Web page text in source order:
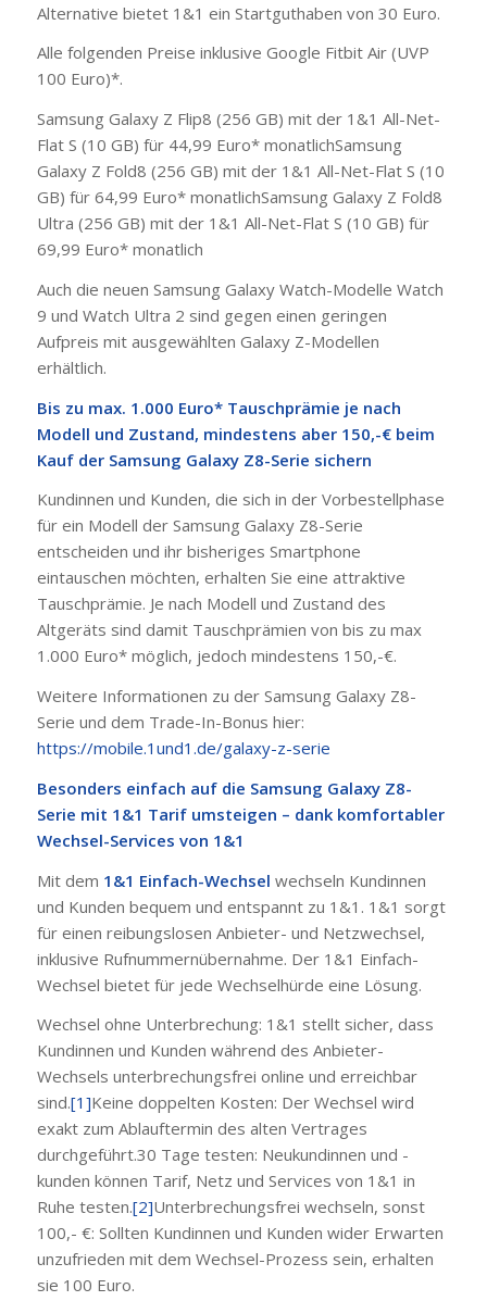
Alternative bietet 1&1 ein Startguthaben von 30 Euro.
Alle folgenden Preise inklusive Google Fitbit Air (UVP
100 Euro)*.
Samsung Galaxy Z Flip8 (256 GB) mit der 1&1 All-Net-
Flat S (10 GB) für 44,99 Euro* monatlichSamsung
Galaxy Z Fold8 (256 GB) mit der 1&1 All-Net-Flat S (10
GB) für 64,99 Euro* monatlichSamsung Galaxy Z Fold8
Ultra (256 GB) mit der 1&1 All-Net-Flat S (10 GB) für
69,99 Euro* monatlich
Auch die neuen Samsung Galaxy Watch-Modelle Watch
9 und Watch Ultra 2 sind gegen einen geringen
Aufpreis mit ausgewählten Galaxy Z-Modellen
erhältlich.
Bis zu max. 1.000 Euro* Tauschprämie je nach
Modell und Zustand, mindestens aber 150,-€ beim
Kauf der Samsung Galaxy Z8-Serie sichern
Kundinnen und Kunden, die sich in der Vorbestellphase
für ein Modell der Samsung Galaxy Z8-Serie
entscheiden und ihr bisheriges Smartphone
eintauschen möchten, erhalten Sie eine attraktive
Tauschprämie. Je nach Modell und Zustand des
Altgeräts sind damit Tauschprämien von bis zu max
1.000 Euro* möglich, jedoch mindestens 150,-€.
Weitere Informationen zu der Samsung Galaxy Z8-
Serie und dem Trade-In-Bonus hier:
https://mobile.1und1.de/galaxy-z-serie
Besonders einfach auf die Samsung Galaxy Z8-
Serie mit 1&1 Tarif umsteigen – dank komfortabler
Wechsel-Services von 1&1
Mit dem 1&1 Einfach-Wechsel wechseln Kundinnen
und Kunden bequem und entspannt zu 1&1. 1&1 sorgt
für einen reibungslosen Anbieter- und Netzwechsel,
inklusive Rufnummernübernahme. Der 1&1 Einfach-
Wechsel bietet für jede Wechselhürde eine Lösung.
Wechsel ohne Unterbrechung: 1&1 stellt sicher, dass
Kundinnen und Kunden während des Anbieter-
Wechsels unterbrechungsfrei online und erreichbar
sind.[1]Keine doppelten Kosten: Der Wechsel wird
exakt zum Ablauftermin des alten Vertrages
durchgeführt.30 Tage testen: Neukundinnen und -
kunden können Tarif, Netz und Services von 1&1 in
Ruhe testen.[2]Unterbrechungsfrei wechseln, sonst
100,- €: Sollten Kundinnen und Kunden wider Erwarten
unzufrieden mit dem Wechsel-Prozess sein, erhalten
sie 100 Euro.